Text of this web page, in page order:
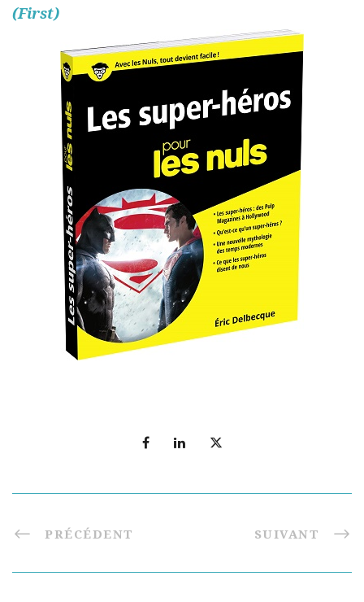
(First)
PRÉCÉDENT SUIVANT